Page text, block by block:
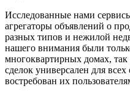
Исследованные нами
агрегаторы объявлений о
разных типов и нежилой
нашего внимания были
многоквартирных домах,
сделок универсален для
востребован их